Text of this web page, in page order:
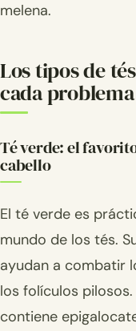
melena.
Los tipos de
cada
Té verde: el
cabello
El té verde es
mundo de los tés.
ayudan a combatir
los folículos
contiene